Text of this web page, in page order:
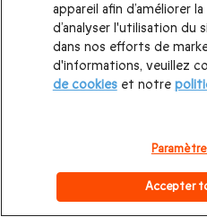
appareil afin d’améliorer
d’analyser l'utilisation du
dans nos efforts de
d'informations, veuillez
de cookieset notre
Accepter